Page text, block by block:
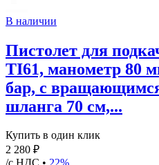
В наличии
Пистолет для
TI61, манометр 80
бар, с
шланга 70 см,...
Купить в один клик
2 280 ₽